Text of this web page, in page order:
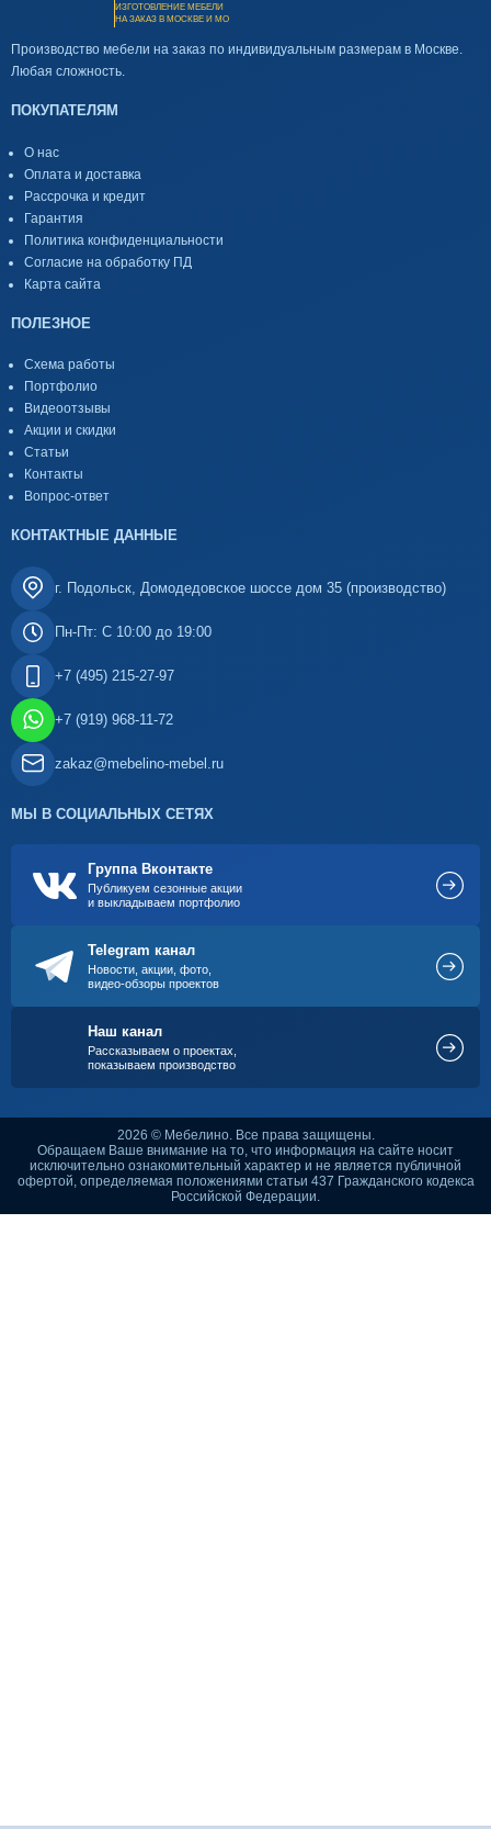
ИЗГОТОВЛЕНИЕ МЕБЕЛИ
НА ЗАКАЗ В МОСКВЕ И МО
Производство мебели на заказ по индивидуальным размерам в Москве.
Любая сложность.
ПОКУПАТЕЛЯМ
О нас
Оплата и доставка
Рассрочка и кредит
Гарантия
Политика конфиденциальности
Согласие на обработку ПД
Карта сайта
ПОЛЕЗНОЕ
Схема работы
Портфолио
Видеоотзывы
Акции и скидки
Статьи
Контакты
Вопрос-ответ
КОНТАКТНЫЕ ДАННЫЕ
г. Подольск, Домодедовское шоссе дом 35 (производство)
Пн-Пт: С 10:00 до 19:00
+7 (495) 215-27-97
+7 (919) 968-11-72
zakaz@mebelino-mebel.ru
МЫ В СОЦИАЛЬНЫХ СЕТЯХ
Группа Вконтакте
Публикуем сезонные акции
и выкладываем портфолио
Telegram канал
Новости, акции, фото,
видео-обзоры проектов
Наш канал
Рассказываем о проектах,
показываем производство
2026 © Мебелино. Все права защищены.
Обращаем Ваше внимание на то, что информация на сайте носит
исключительно ознакомительный характер и не является публичной
офертой, определяемая положениями статьи 437 Гражданского кодекса
Российской Федерации.